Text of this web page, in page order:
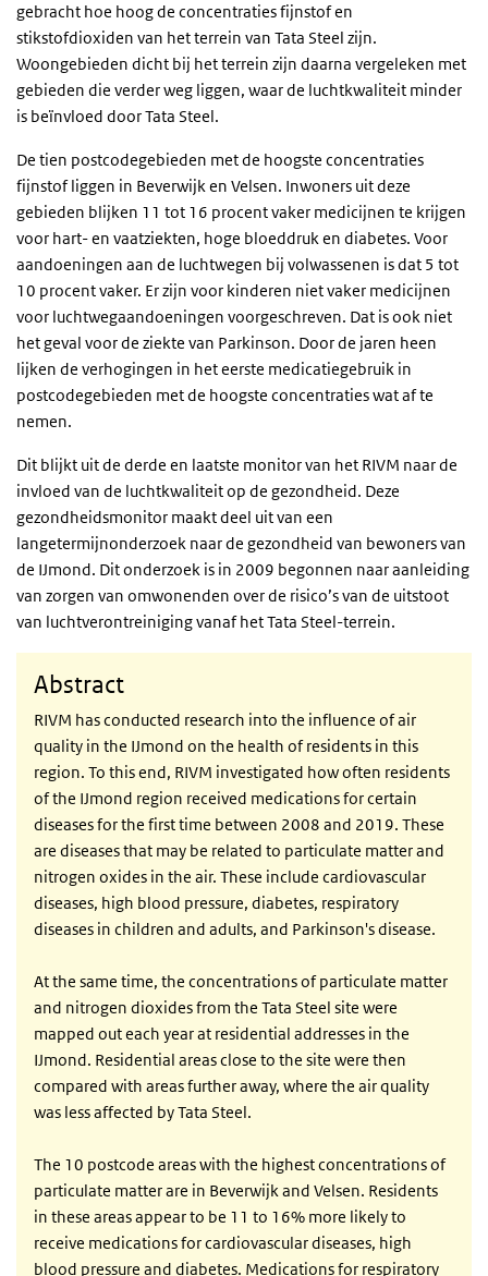
gebracht hoe hoog de concentraties fijnstof en
stikstofdioxiden van het terrein van Tata Steel zijn.
Woongebieden dicht bij het terrein zijn daarna vergeleken met
gebieden die verder weg liggen, waar de luchtkwaliteit minder
is beïnvloed door Tata Steel.
De tien postcodegebieden met de hoogste concentraties
fijnstof liggen in Beverwijk en Velsen. Inwoners uit deze
gebieden blijken 11 tot 16 procent vaker medicijnen te krijgen
voor hart- en vaatziekten, hoge bloeddruk en diabetes. Voor
aandoeningen aan de luchtwegen bij volwassenen is dat 5 tot
10 procent vaker. Er zijn voor kinderen niet vaker medicijnen
voor luchtwegaandoeningen voorgeschreven. Dat is ook niet
het geval voor de ziekte van Parkinson. Door de jaren heen
lijken de verhogingen in het eerste medicatiegebruik in
postcodegebieden met de hoogste concentraties wat af te
nemen.
Dit blijkt uit de derde en laatste monitor van het RIVM naar de
invloed van de luchtkwaliteit op de gezondheid. Deze
gezondheidsmonitor maakt deel uit van een
langetermijnonderzoek naar de gezondheid van bewoners van
de IJmond. Dit onderzoek is in 2009 begonnen naar aanleiding
van zorgen van omwonenden over de risico’s van de uitstoot
van luchtverontreiniging vanaf het Tata Steel-terrein.
Abstract
RIVM has conducted research into the influence of air
quality in the IJmond on the health of residents in this
region. To this end, RIVM investigated how often residents
of the IJmond region received medications for certain
diseases for the first time between 2008 and 2019. These
are diseases that may be related to particulate matter and
nitrogen oxides in the air. These include cardiovascular
diseases, high blood pressure, diabetes, respiratory
diseases in children and adults, and Parkinson's disease.
At the same time, the concentrations of particulate matter
and nitrogen dioxides from the Tata Steel site were
mapped out each year at residential addresses in the
IJmond. Residential areas close to the site were then
compared with areas further away, where the air quality
was less affected by Tata Steel.
The 10 postcode areas with the highest concentrations of
particulate matter are in Beverwijk and Velsen. Residents
in these areas appear to be 11 to 16% more likely to
receive medications for cardiovascular diseases, high
blood pressure and diabetes. Medications for respiratory